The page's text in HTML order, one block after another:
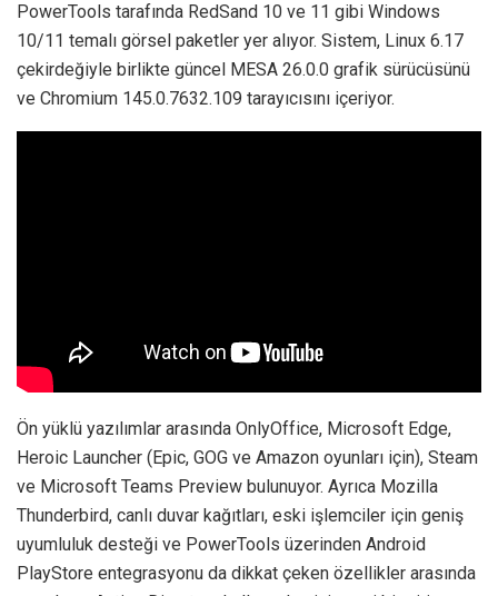
PowerTools tarafında RedSand 10 ve 11 gibi Windows
10/11 temalı görsel paketler yer alıyor. Sistem, Linux 6.17
çekirdeğiyle birlikte güncel MESA 26.0.0 grafik sürücüsünü
ve Chromium 145.0.7632.109 tarayıcısını içeriyor.
Ön yüklü yazılımlar arasında OnlyOffice, Microsoft Edge,
Heroic Launcher (Epic, GOG ve Amazon oyunları için), Steam
ve Microsoft Teams Preview bulunuyor. Ayrıca Mozilla
Thunderbird, canlı duvar kağıtları, eski işlemciler için geniş
uyumluluk desteği ve PowerTools üzerinden Android
PlayStore entegrasyonu da dikkat çeken özellikler arasında